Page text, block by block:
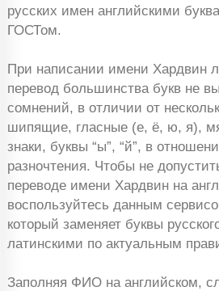
русских имен английскими
ГОСТом.
При написании имени Хардвин
перевод большинства букв не
сомнений, в отличии от
шипящие, гласные (е, ё, ю, я),
знаки, буквы “ы”, “й”, в
разночтения. Чтобы не
переводе имени Хардвин на
воспользуйтесь данным
который заменяет буквы
латинскими по актуальным
Заполняя ФИО на английском,